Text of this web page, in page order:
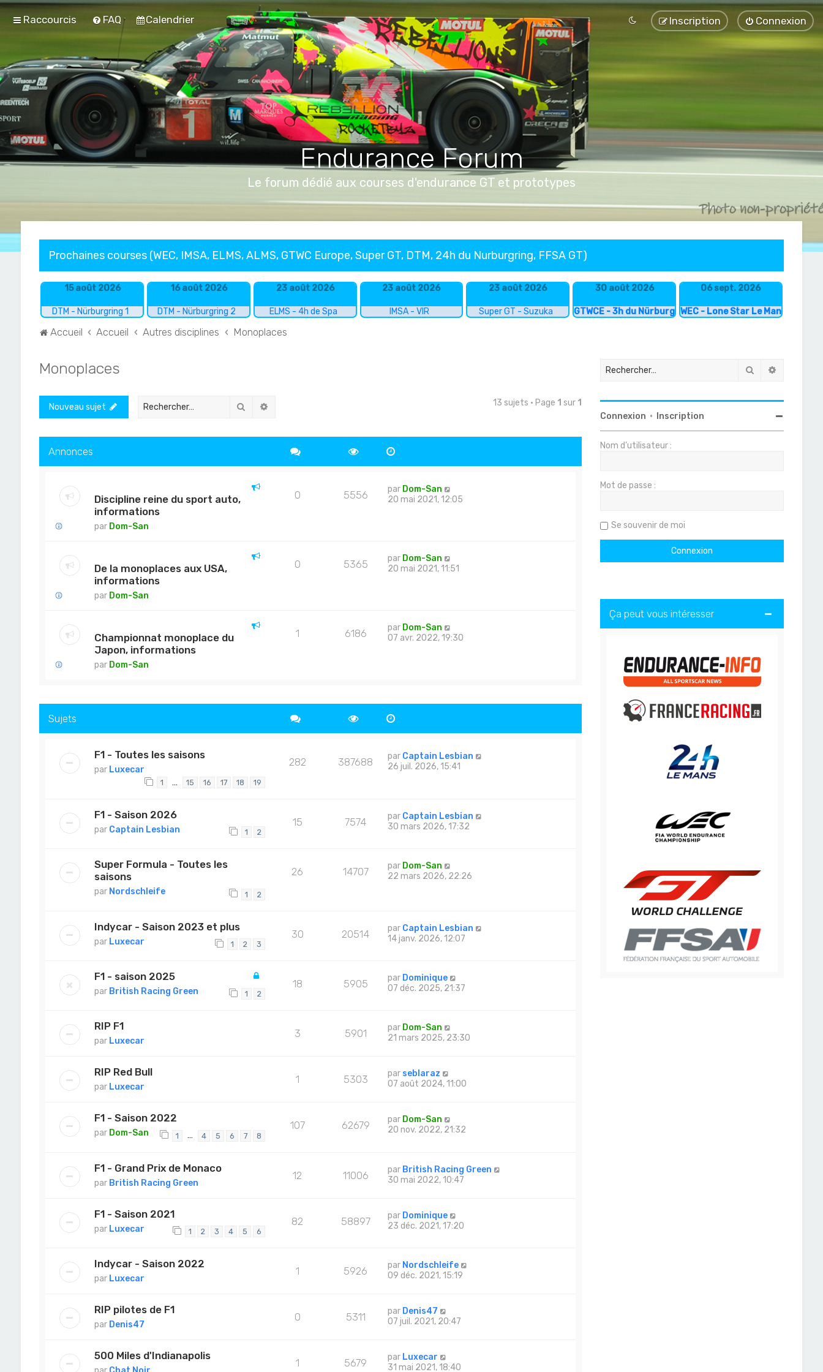
Raccourcis FAQ Calendrier Connexion
Inscription
Endurance Forum
Le forum dédié aux courses d'endurance GT et prototypes
Prochaines courses (WEC, IMSA, ELMS, ALMS, GTWC Europe, Super GT, DTM, 24h du Nurburgring, FFSA GT)
15 août 2026
DTM - Nürburgring 1
16 août 2026
DTM - Nürburgring 2
23 août 2026
ELMS - 4h de Spa
23 août 2026
IMSA - VIR
23 août 2026
Super GT - Suzuka
30 août 2026
GTWCE - 3h du Nürburgring
06 sept. 2026
WEC - Lone Star Le Mans
Accueil Accueil Autres disciplines Monoplaces
Monoplaces
Nouveau sujet Rechercher 13 sujets • Page 1 sur 1
Annonces
Discipline reine du sport auto,
informations
par Dom-San
0 5556 par Dom-San
20 mai 2021, 12:05
De la monoplaces aux USA,
informations
par Dom-San
0 5365 par Dom-San
20 mai 2021, 11:51
Championnat monoplace du
Japon, informations
par Dom-San
1 6186 par Dom-San
07 avr. 2022, 19:30
Sujets
F1 - Toutes les saisons
par Luxecar
1 … 15 16 17 18 19
282 387688 par Captain Lesbian
26 juil. 2026, 15:41
F1 - Saison 2026
par Captain Lesbian 1 2
15 7574 par Captain Lesbian
30 mars 2026, 17:32
Super Formula - Toutes les
saisons
par Nordschleife 1 2
26 14707 par Dom-San
22 mars 2026, 22:26
Indycar - Saison 2023 et plus
par Luxecar 1 2 3
30 20514 par Captain Lesbian
14 janv. 2026, 12:07
F1 - saison 2025
par British Racing Green 1 2
18 5905 par Dominique
07 déc. 2025, 21:37
RIP F1
par Luxecar
3 5901 par Dom-San
21 mars 2025, 23:30
RIP Red Bull
par Luxecar
1 5303 par seblaraz
07 août 2024, 11:00
F1 - Saison 2022
par Dom-San 1 … 4 5 6 7 8
107 62679 par Dom-San
20 nov. 2022, 21:32
F1 - Grand Prix de Monaco
par British Racing Green
12 11006 par British Racing Green
30 mai 2022, 10:47
F1 - Saison 2021
par Luxecar 1 2 3 4 5 6
82 58897 par Dominique
23 déc. 2021, 17:20
Indycar - Saison 2022
par Luxecar
1 5926 par Nordschleife
09 déc. 2021, 15:19
RIP pilotes de F1
par Denis47
0 5311 par Denis47
07 juil. 2021, 20:47
500 Miles d'Indianapolis
1 5679 par Luxecar
31 mai 2021, 18:40
Rechercher
Connexion • Inscription
Nom d’utilisateur :
Mot de passe :
Se souvenir de moi
Ça peut vous intéresser